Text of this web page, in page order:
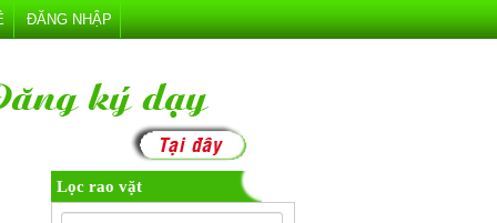
ĐĂNG NHẬP
Lọc rao vặt